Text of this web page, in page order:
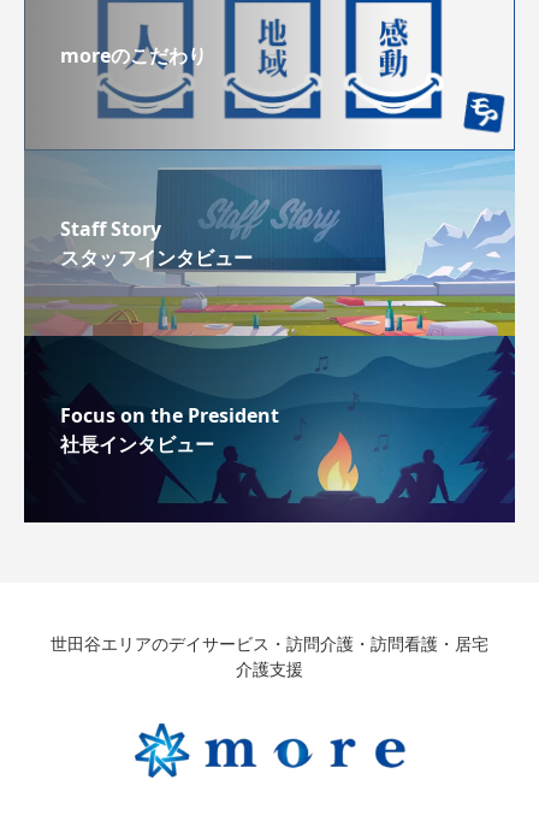
moreのこだわり
Staff Story
スタッフインタビュー
Focus on the President
社長インタビュー
世田谷エリアのデイサービス・訪問介護・訪問看護・居宅
介護支援